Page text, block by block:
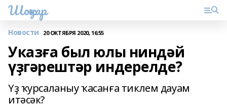
Шоңҡар
Новости 20 ОКТЯБРЯ 2020, 16:55
Указға был юлы ниндәй
үҙгәрештәр индерелде?
Үҙ ҡурсаланыу ҡасанға тиклем дауам
итәсәк?